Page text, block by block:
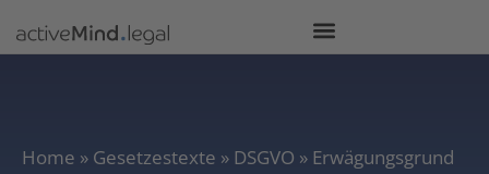
Home » Gesetzestexte » DSGVO » Erwägungsgrund